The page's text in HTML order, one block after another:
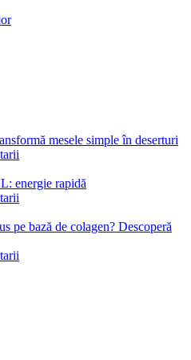
mesele simple în deserturi
energie rapidă
pe bază de colagen? Descoperă